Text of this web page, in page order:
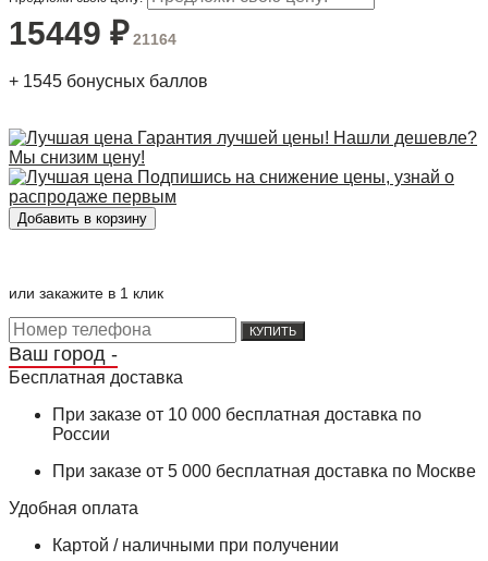
15449 ₽ 21164
+ 1545 бонусных баллов
Гарантия лучшей цены! Нашли дешевле?
Мы снизим цену!
Подпишись на снижение цены, узнай о
распродаже первым
или закажите в 1 клик
КУПИТЬ
Ваш город -
Бесплатная доставка
При заказе от 10 000 бесплатная доставка по
России
При заказе от 5 000 бесплатная доставка по Москве
Удобная оплата
Картой / наличными при получении